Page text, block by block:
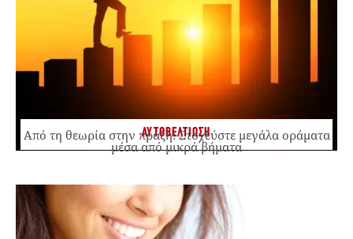
ΑΥΤΟΒΕΛΤΙΩΣΗ
Από τη θεωρία στην πράξη: Στοχεύστε μεγάλα οράματα
μέσα από μικρά βήματα